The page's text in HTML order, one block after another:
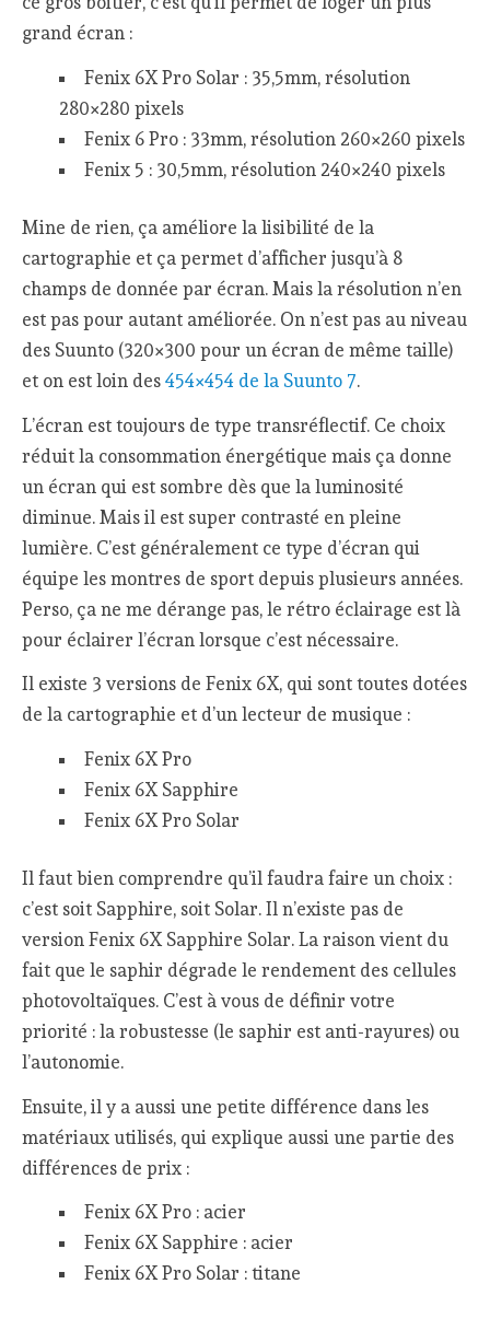
grand écran :
Fenix 6X Pro Solar : 35,5mm, résolution
280×280 pixels
Fenix 6 Pro : 33mm, résolution 260×260 pixels
Fenix 5 : 30,5mm, résolution 240×240 pixels
Mine de rien, ça améliore la lisibilité de la
cartographie et ça permet d’afficher jusqu’à 8
champs de donnée par écran. Mais la résolution n’en
est pas pour autant améliorée. On n’est pas au niveau
des Suunto (320×300 pour un écran de même taille)
et on est loin des454×454 de la Suunto 7.
L’écran est toujours de type transréflectif. Ce choix
réduit la consommation énergétique mais ça donne
un écran qui est sombre dès que la luminosité
diminue. Mais il est super contrasté en pleine
lumière. C’est généralement ce type d’écran qui
équipe les montres de sport depuis plusieurs années.
Perso, ça ne me dérange pas, le rétro éclairage est là
pour éclairer l’écran lorsque c’est nécessaire.
Il existe 3 versions de Fenix 6X, qui sont toutes dotées
de la cartographie et d’un lecteur de musique :
Fenix 6X Pro
Fenix 6X Sapphire
Fenix 6X Pro Solar
Il faut bien comprendre qu’il faudra faire un choix :
c’est soit Sapphire, soit Solar. Il n’existe pas de
version Fenix 6X Sapphire Solar. La raison vient du
fait que le saphir dégrade le rendement des cellules
photovoltaïques. C’est à vous de définir votre
priorité : la robustesse (le saphir est anti-rayures) ou
l’autonomie.
Ensuite, il y a aussi une petite différence dans les
matériaux utilisés, qui explique aussi une partie des
différences de prix :
Fenix 6X Pro : acier
Fenix 6X Sapphire : acier
Fenix 6X Pro Solar : titane